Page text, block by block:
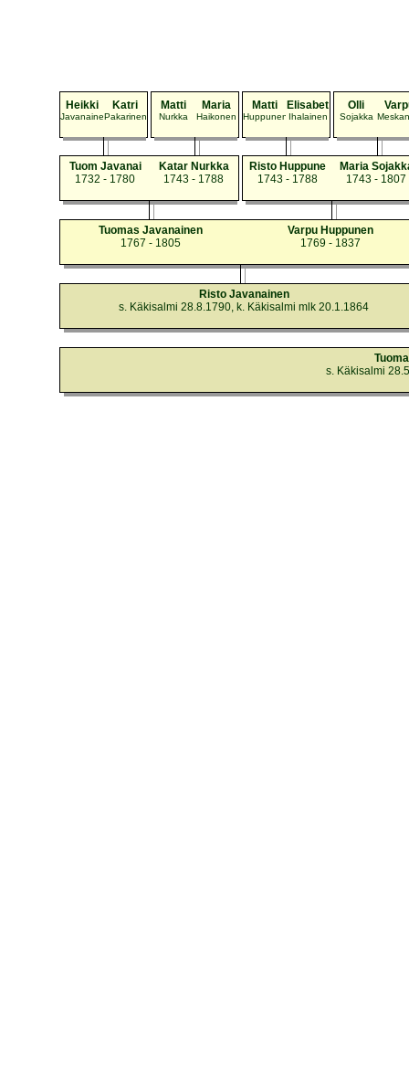
Heikki
Javanainen
Katri
Pakarinen
Matti
Nurkka
Maria
Haikonen
Matti
Huppunen
Elisabet
Ihalainen
Olli
Sojakka
Tuom Javanai
1732 - 1780
Katar Nurkka
1743 - 1788
Risto Huppune
1743 - 1788
Maria
1743 - 1807
Tuomas Javanainen
1767 - 1805
Varpu Huppunen
1769 - 1837
Risto Javanainen
s. Käkisalmi 28.8.1790, k. Käkisalmi mlk 20.1.1864
s. Käkisalmi